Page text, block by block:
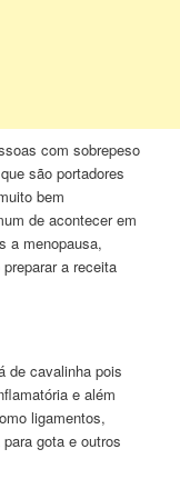
com sobrepeso
são portadores
bem
de acontecer em
a menopausa,
a receita
de cavalinha pois
e além
ligamentos,
gota e outros